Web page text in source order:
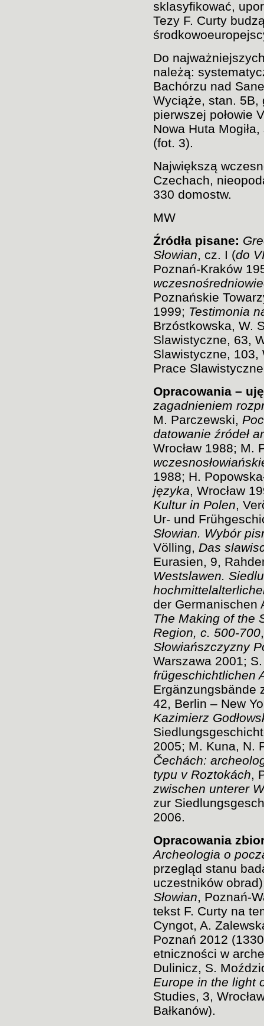
sklasyfikować,
Tezy F. Curty
Do
należą:
Bachórzu nad
Wyciąże, stan. 5B,
pierwszej połowie
Nowa Huta
(fot. 3).
Największą
Czechach,
330 domostw.
MW
Źródła pisane:
Słowian, cz. I (do
Poznań-Kraków
Poznańskie
1999; Testimonia
Brzóstkowska, W.
Slawistyczne, 63,
Slawistyczne, 103,
Prace
Opracowania –
zagadnieniem
M. Parczewski,
datowanie źródeł
Wrocław 1988; M.
1988; H.
języka, Wrocław
Kultur in Polen,
Ur- und
Słowian. Wybór
Völling, Das
Eurasien, 9,
Westslawen.
der Germanischen
The Making of the
Region, c. 500-700
Słowiańszczyzny
Warszawa 2001;
frügeschichtlichen
Ergänzungsbände
42, Berlin – New
Kazimierz
2005; M. Kuna, N.
Čechách:
typu v Roztokách,
zwischen unterer
zur
2006.
Opracowania
Archeologia o
przegląd stanu
uczestników
Słowian, Poznań-
tekst F. Curty na
Cyngot, A.
Poznań 2012
etniczności w
Dulinicz, S.
Europe in the light
Studies, 3,
Bałkanów).